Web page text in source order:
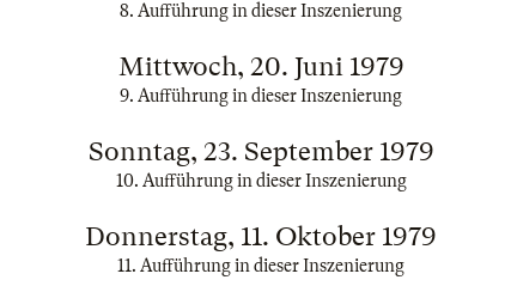
8. Aufführung in dieser Inszenierung
Mittwoch, 20. Juni 1979
9. Aufführung in dieser Inszenierung
Sonntag, 23. September 1979
10. Aufführung in dieser Inszenierung
Donnerstag, 11. Oktober 1979
11. Aufführung in dieser Inszenierung